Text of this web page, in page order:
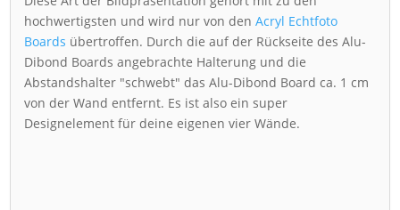
hochwertigsten und wird nur von denAcryl Echtfoto
Boards übertroffen. Durch die auf der Rückseite des Alu-
Dibond Boards angebrachte Halterung und die
Abstandshalter "schwebt" das Alu-Dibond Board ca. 1 cm
von der Wand entfernt. Es ist also ein super
Designelement für deine eigenen vier Wände.